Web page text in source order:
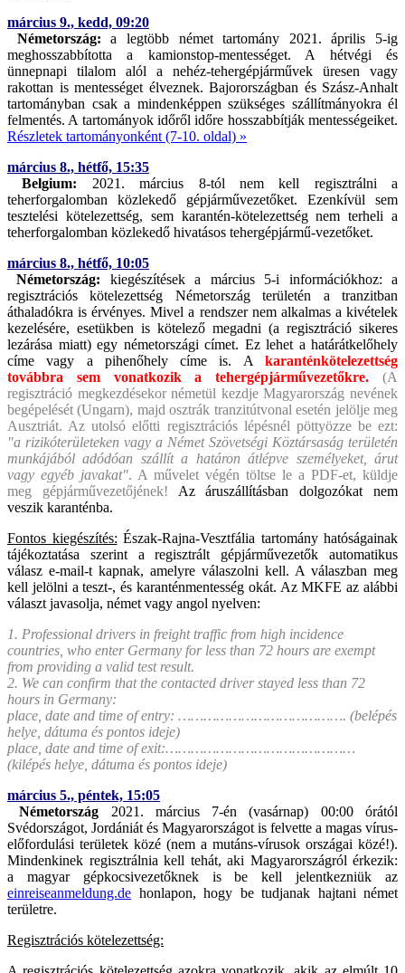
március 9., kedd, 09:20
Németország:
a legtöbb német tartomány 2021. április 5-ig
meghosszabbította a kamionstop-mentességet. A hétvégi és
ünnepnapi tilalom alól a nehéz-tehergépjárművek üresen vagy
rakottan is mentességet élveznek. Bajorországban és Szász-Anhalt
tartományban csak a mindenképpen szükséges szállítmányokra él
felmentés. A tartományok időről időre hosszabbítják mentességeiket.
Részletek tartományonként (7-10. oldal) »
március 8., hétfő, 15:35
Belgium: 2021. március 8-tól nem kell regisztrálni a
teherforgalomban közlekedő gépjárművezetőket. Ezenkívül sem
tesztelési kötelezettség, sem karantén-kötelezettség nem terheli a
teherforgalomban közlekedő hivatásos tehergépjármű-vezetőket.
március 8., hétfő, 10:05
Németország: kiegészítések a március 5-i információkhoz: a
regisztrációs kötelezettség Németország területén a tranzitban
áthaladókra is érvényes. Mivel a rendszer nem alkalmas a kivételek
kezelésére, esetükben is kötelező megadni (a regisztráció sikeres
lezárása miatt) egy németországi címet. Ez lehet a határátkelőhely
címe vagy a pihenőhely címe is. A karanténkötelezettség
továbbra sem vonatkozik a tehergépjárművezetőkre. (A
regisztráció megkezdésekor németül kezdje Magyarország nevének
begépelését (Ungarn), majd osztrák tranzitútvonal esetén jelölje meg
Ausztriát. Az utolsó előtti regisztrációs lépésnél pöttyözze be ezt:
"a rizikóterületeken vagy a Német Szövetségi Köztársaság területén
munkájából adódóan szállít a határon átlépve személyeket, árut
vagy egyéb javakat". A művelet végén töltse le a PDF-et, küldje
meg gépjárművezetőjének! Az áruszállításban dolgozókat nem
veszik karanténba.
Fontos kiegészítés: Észak-Rajna-Vesztfália tartomány hatóságainak
tájékoztatása szerint a regisztrált gépjárművezetők automatikus
válasz e-mail-t kapnak, amelyre válaszolni kell. A válaszban meg
kell jelölni a teszt-, és karanténmentesség okát. Az MKFE az alábbi
választ javasolja, német vagy angol nyelven:
1. Professional drivers in freight traffic from high incidence
countries, who enter Germany for less than 72 hours are exempt
from providing a valid test result.
2. We can confirm that the contacted driver stayed less than 72
hours in Germany:
place, date and time of entry: …………………………………. (belépés
helye, dátuma és pontos ideje)
place, date and time of exit:………………………………………
(kilépés helye, dátuma és pontos ideje)
március 5., péntek, 15:05
Németország 2021. március 7-én (vasárnap) 00:00 órától
Svédországot, Jordániát és Magyarországot is felvette a magas vírus-
előfordulási területek közé (nem a mutáns-vírusok országai közé!).
Mindenkinek regisztrálnia kell tehát, aki Magyarországról érkezik:
a magyar gépkocsivezetőknek is be kell jelentkezniük az
einreiseanmeldung.de honlapon, hogy be tudjanak hajtani német
területre.
Regisztrációs kötelezettség: